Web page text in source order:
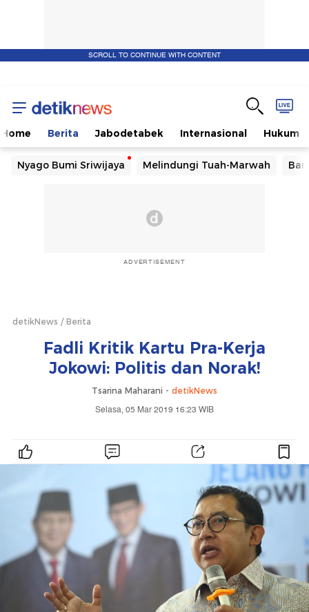
SCROLL TO CONTINUE WITH CONTENT
Home Berita Jabodetabek Internasional Hukum
Nyago Bumi Sriwijaya Melindungi Tuah-Marwah
ADVERTISEMENT
detikNews Berita
Fadli Kritik Kartu Pra-Kerja
Jokowi: Politis dan Norak!
Tsarina Maharani - detikNews
Selasa, 05 Mar 2019 16:23 WIB